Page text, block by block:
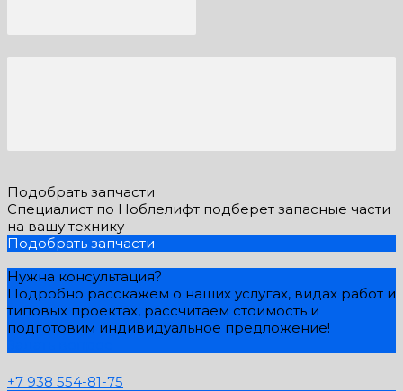
Подобрать запчасти
Специалист по Ноблелифт подберет запасные части
на вашу технику
Подобрать запчасти
Нужна консультация?
Подробно расскажем о наших услугах, видах работ и
типовых проектах, рассчитаем стоимость и
подготовим индивидуальное предложение!
+7 938 554-81-75